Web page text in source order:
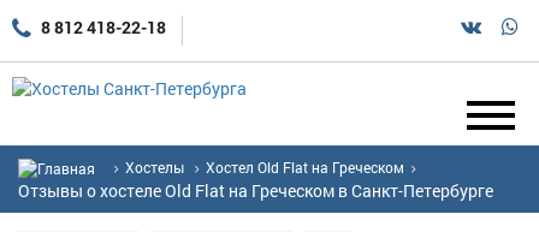
8 812 418-22-18
Хостелы Хостел Old Flat на Греческом
Отзывы о хостеле Old Flat на Греческом в Санкт-Петербурге